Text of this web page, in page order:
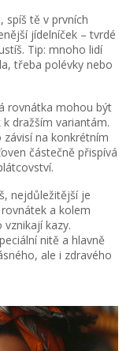
spíš tě v prvních
jídelníček – tvrdé
Tip: mnoho lidí
třeba polévky nebo
rovnátka mohou být
dražším variantám.
na konkrétním
částečně přispívá
nejdůležitější je
a kolem
kazy.
nitě a hlavně
ale i zdravého